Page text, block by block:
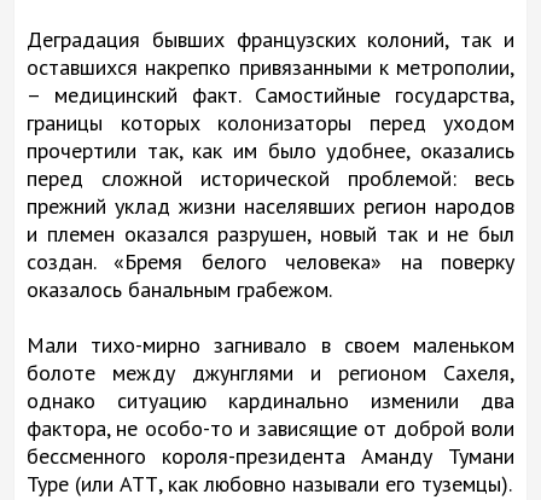
Деградация бывших французских колоний, так и
оставшихся накрепко привязанными к метрополии,
– медицинский факт. Самостийные государства,
границы которых колонизаторы перед уходом
прочертили так, как им было удобнее, оказались
перед сложной исторической проблемой: весь
прежний уклад жизни населявших регион народов
и племен оказался разрушен, новый так и не был
создан. «Бремя белого человека» на поверку
оказалось банальным грабежом.
Мали тихо-мирно загнивало в своем маленьком
болоте между джунглями и регионом Сахеля,
однако ситуацию кардинально изменили два
фактора, не особо-то и зависящие от доброй воли
бессменного короля-президента Аманду Тумани
Туре (или АТТ, как любовно называли его туземцы).